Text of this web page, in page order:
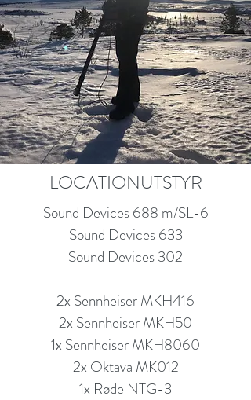
LOCATIONUTSTYR
Sound Devices 688 m/SL-6
Sound Devices 633
Sound Devices 302
2x Sennheiser MKH416
2x Sennheiser MKH50
1x Sennheiser MKH8060
2x Oktava MK012
1x Røde NTG-3